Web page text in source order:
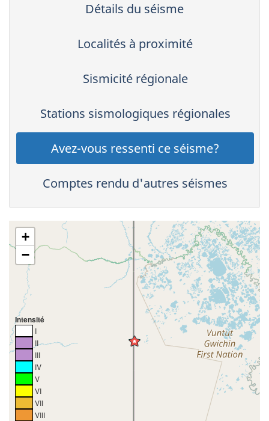
Détails du séisme
Localités à proximité
Sismicité régionale
Stations sismologiques régionales
Avez-vous ressenti ce séisme?
Comptes rendu d'autres séismes
+
−
Intensité
I
II
III
IV
V
VI
VII
VIII